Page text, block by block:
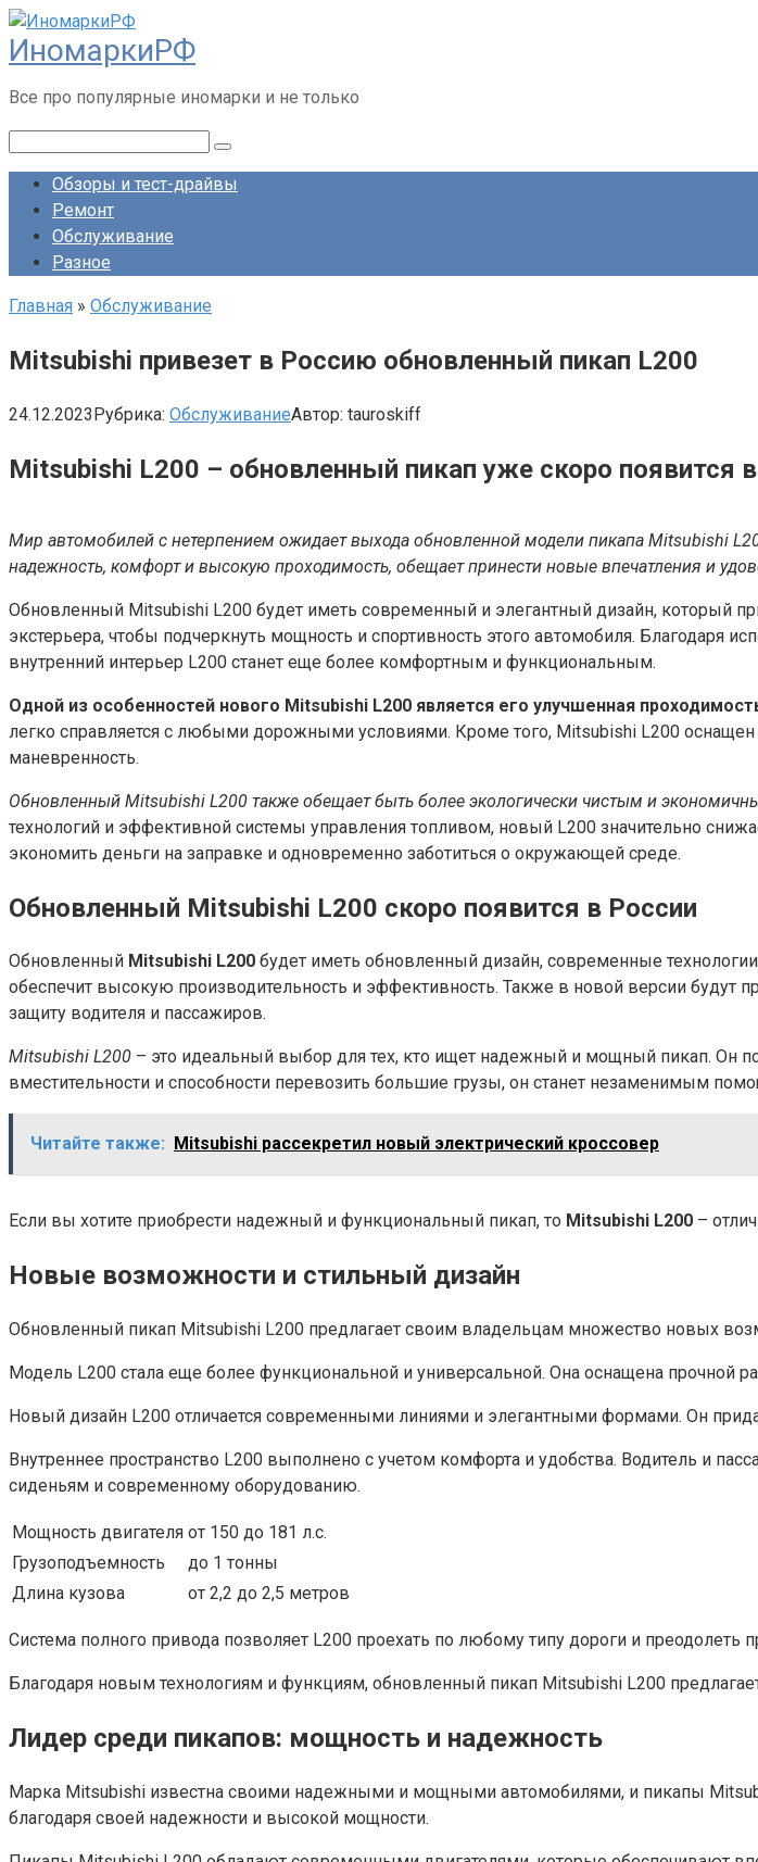
Перейти
к
контенту
ИномаркиРФ
Все про популярные иномарки и не только
Обзоры и тест-драйвы
Ремонт
Обслуживание
Разное
Главная » Обслуживание
Mitsubishi привезет в Россию обновленный пикап L200
24.12.2023Рубрика: ОбслуживаниеАвтор: tauroskiff
Mitsubishi L200 – обновленный пикап уже скоро появится
Мир автомобилей с нетерпением ожидает выхода обновленной модели пикапа Mitsubishi
надежность, комфорт и высокую проходимость, обещает принести новые впечатления и
Обновленный Mitsubishi L200 будет иметь современный и элегантный дизайн, который
экстерьера, чтобы подчеркнуть мощность и спортивность этого автомобиля. Благодаря
внутренний интерьер L200 станет еще более комфортным и функциональным.
Одной из особенностей нового Mitsubishi L200 является его улучшенная
легко справляется с любыми дорожными условиями. Кроме того, Mitsubishi L200
маневренность.
Обновленный Mitsubishi L200 также обещает быть более экологически чистым и
технологий и эффективной системы управления топливом, новый L200 значительно
экономить деньги на заправке и одновременно заботиться о окружающей среде.
Обновленный Mitsubishi L200 скоро появится в России
Обновленный Mitsubishi L200 будет иметь обновленный дизайн, современные
обеспечит высокую производительность и эффективность. Также в новой версии
защиту водителя и пассажиров.
Mitsubishi L200 – это идеальный выбор для тех, кто ищет надежный и мощный пикап. Он
вместительности и способности перевозить большие грузы, он станет незаменимым
Читайте также: Mitsubishi рассекретил новый электрический кроссовер
Если вы хотите приобрести надежный и функциональный пикап, то Mitsubishi L200 –
Новые возможности и стильный дизайн
Обновленный пикап Mitsubishi L200 предлагает своим владельцам множество новых
Модель L200 стала еще более функциональной и универсальной. Она оснащена прочной
Новый дизайн L200 отличается современными линиями и элегантными формами. Он
Внутреннее пространство L200 выполнено с учетом комфорта и удобства. Водитель и
сиденьям и современному оборудованию.
Мощность двигателя от 150 до 181 л.с.
Грузоподъемность
до 1 тонны
Длина кузова
от 2,2 до 2,5 метров
Система полного привода позволяет L200 проехать по любому типу дороги и преодолеть
Благодаря новым технологиям и функциям, обновленный пикап Mitsubishi L200
Лидер среди пикапов: мощность и надежность
Марка Mitsubishi известна своими надежными и мощными автомобилями, и пикапы
благодаря своей надежности и высокой мощности.